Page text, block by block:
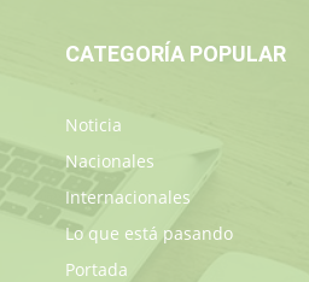
CATEGORÍA POPULAR
Noticia
Nacionales
Internacionales
Lo que está pasando
Portada